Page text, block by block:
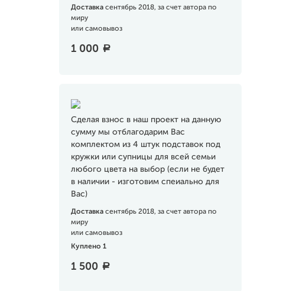
Доставка сентябрь 2018, за счет автора по
миру
или самовывоз
1 000 a
Сделая взнос в наш проект на данную
сумму мы отблагодарим Вас
комплектом из 4 штук подставок под
кружки или супницы для всей семьи
любого цвета на выбор (если не будет
в наличии - изготовим спеиально для
Вас)
Доставка сентябрь 2018, за счет автора по
миру
или самовывоз
Куплено 1
1 500 a